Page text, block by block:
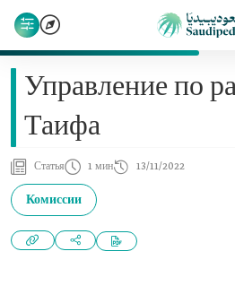
Управление по
Таифа
Статья 1 мин 13/11/2022
Комиссии